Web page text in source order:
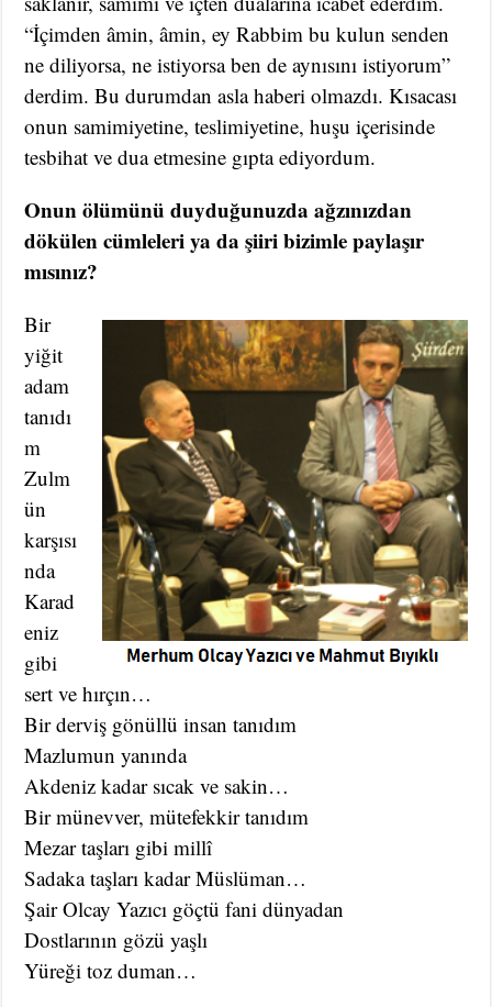
“İçimden âmin, âmin, ey Rabbim bu kulun senden
ne diliyorsa, ne istiyorsa ben de aynısını istiyorum”
derdim. Bu durumdan asla haberi olmazdı. Kısacası
onun samimiyetine, teslimiyetine, huşu içerisinde
tesbihat ve dua etmesine gıpta ediyordum.
Onun ölümünü duyduğunuzda ağzınızdan
dökülen cümleleri ya da şiiri bizimle paylaşır
mısınız?
Bir
yiğit
adam
tanıdı
m
Zulm
ün
karşısı
nda
Karad
eniz
gibi
sert ve hırçın…
Bir derviş gönüllü insan tanıdım
Mazlumun yanında
Akdeniz kadar sıcak ve sakin…
Bir münevver, mütefekkir tanıdım
Mezar taşları gibi millî
Sadaka taşları kadar Müslüman…
Şair Olcay Yazıcı göçtü fani dünyadan
Dostlarının gözü yaşlı
Yüreği toz duman…